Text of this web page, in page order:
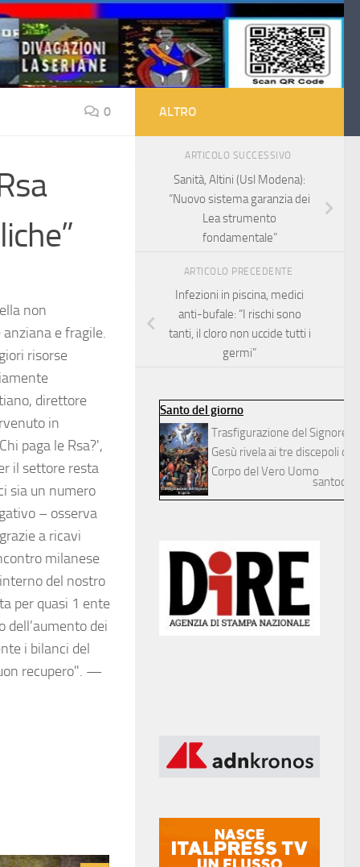
0
non
e fragile.
risorse
direttore
in
paga le Rsa?',
il settore resta
sia un numero
– osserva
a ricavi
milanese
del nostro
per quasi 1 ente
dell’aumento dei
i bilanci del
recupero". —
ALTRO
ARTICOLO SUCCESSIVO
Sanità, Altini (Usl Modena):
“Nuovo sistema garanzia dei
Lea strumento
fondamentale”
ARTICOLO PRECEDENTE
Infezioni in piscina, medici
anti-bufale: “I rischi sono
tanti, il cloro non uccide tutti i
germi”
Santo del giorno
Trasfigurazione del Signore
Gesù rivela ai tre discepoli
Corpo del Vero Uomo